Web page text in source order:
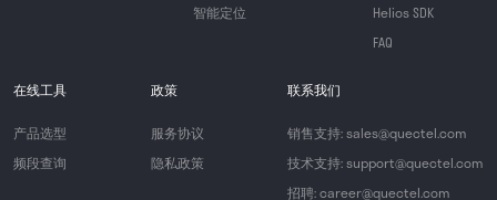
智能定位
Helios SDK
FAQ
在线工具
产品选型
频段查询
政策
服务协议
隐私政策
联系我们
销售支持: sales@quectel.com
技术支持: support@quectel.com
招聘: career@quectel.com